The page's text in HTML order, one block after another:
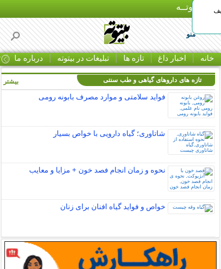
بـیتوتــه
منو
خانه اخبار داغ تازه ها تبلیغات در بیتوته درباره ما
تازه های داروهای گیاهی و طب سنتی
فواید سلامتی و موارد مصرف بابونه رومی
شاتاوری؛ گیاه دارویی با خواص بسیار
نحوه و زمان انجام فصد خون + مزایا و معایب
خواص و فواید گیاه افنان برای زنان
بیشتر